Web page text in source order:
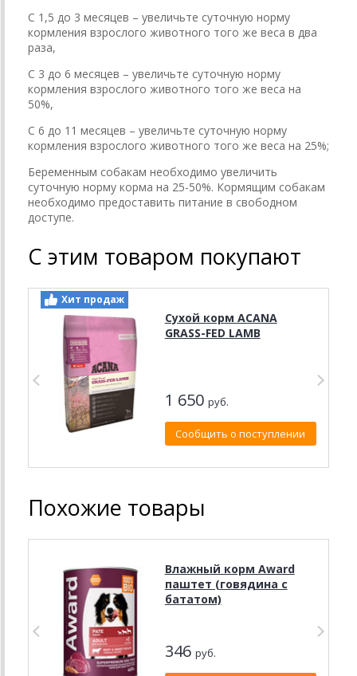
С 1,5 до 3 месяцев – увеличьте суточную норму
кормления взрослого животного того же веса в два
раза,
С 3 до 6 месяцев – увеличьте суточную норму
кормления взрослого животного того же веса на
50%,
С 6 до 11 месяцев – увеличьте суточную норму
кормления взрослого животного того же веса на 25%;
Беременным собакам необходимо увеличить
суточную норму корма на 25-50%. Кормящим собакам
необходимо предоставить питание в свободном
доступе.
С этим товаром покупают
Хит продаж
Сухой корм ACANA
GRASS-FED LAMB
1 650 руб.
Сообщить о поступлении
Похожие товары
Влажный корм Award
паштет (говядина с
бататом)
346 руб.